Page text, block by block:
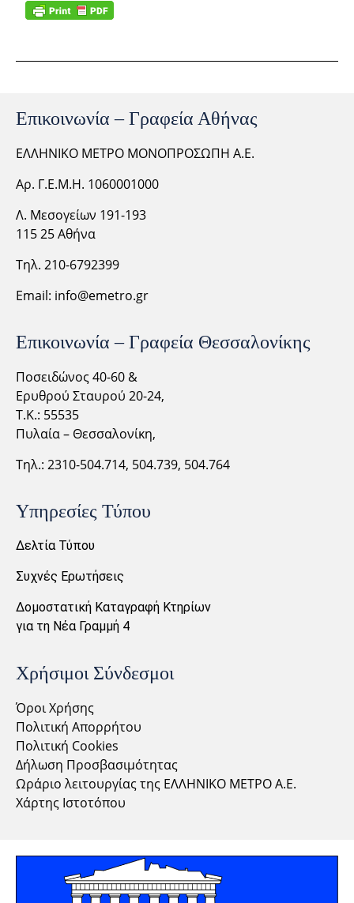
Επικοινωνία – Γραφεία Αθήνας
ΕΛΛΗΝΙΚΟ ΜΕΤΡΟ ΜΟΝΟΠΡΟΣΩΠΗ Α.Ε.
Αρ. Γ.Ε.Μ.Η. 1060001000
Λ. Μεσογείων 191-193
115 25 Αθήνα
Τηλ. 210-6792399
Email: info@emetro.gr
Επικοινωνία – Γραφεία Θεσσαλονίκης
Ποσειδώνος 40-60 &
Ερυθρού Σταυρού 20-24,
Τ.Κ.: 55535
Πυλαία – Θεσσαλονίκη,
Τηλ.: 2310-504.714, 504.739, 504.764
Υπηρεσίες Τύπου
Δελτία Τύπου
Συχνές Ερωτήσεις
Δομοστατική Καταγραφή Κτηρίων
για τη Νέα Γραμμή 4
Χρήσιμοι Σύνδεσμοι
Όροι Χρήσης
Πολιτική Απορρήτου
Πολιτική Cookies
Δήλωση Προσβασιμότητας
Ωράριο λειτουργίας της ΕΛΛΗΝΙΚΟ ΜΕΤΡΟ Α.Ε.
Χάρτης Ιστοτόπου